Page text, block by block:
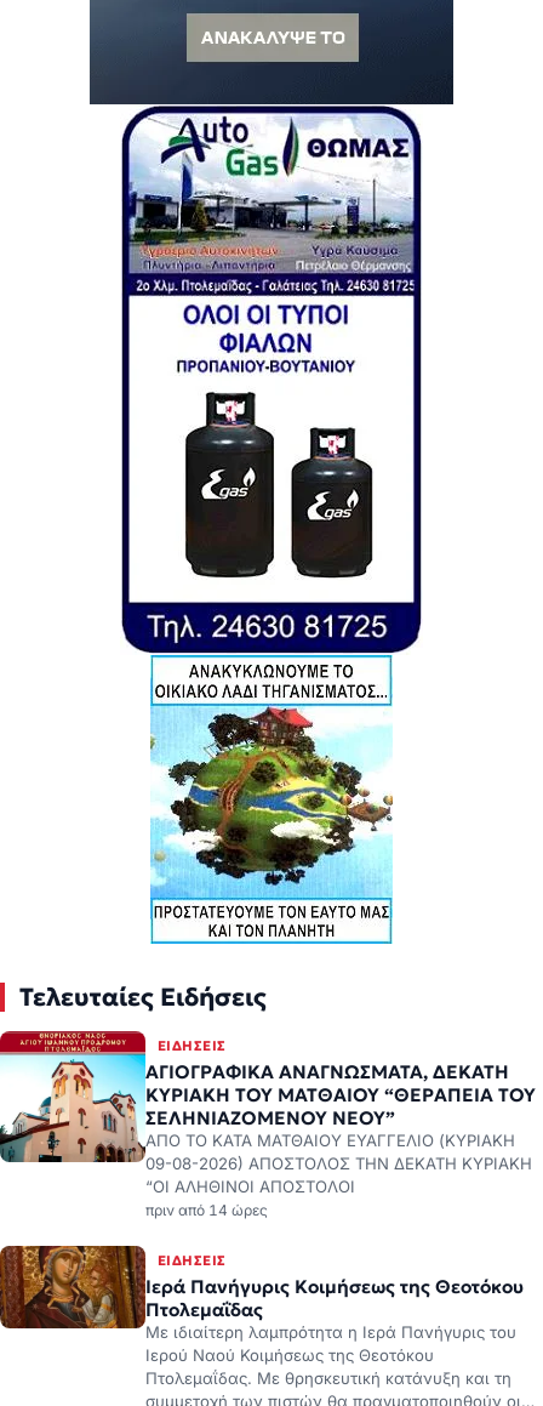
Τελευταίες Ειδήσεις
ΕΙΔΉΣΕΙΣ
ΑΓΙΟΓΡΑΦΙΚΑ ΑΝΑΓΝΩΣΜΑΤΑ, ΔΕΚΑΤΗ
ΚΥΡΙΑΚΗ ΤΟΥ ΜΑΤΘΑΙΟΥ “ΘΕΡΑΠΕΙΑ ΤΟΥ
ΣΕΛΗΝΙΑΖΟΜΕΝΟΥ ΝΕΟΥ”
ΑΠΟ ΤΟ ΚΑΤΑ ΜΑΤΘΑΙΟΥ ΕΥΑΓΓΕΛΙΟ (ΚΥΡΙΑΚΗ
09-08-2026) ΑΠΟΣΤΟΛΟΣ ΤΗΝ ΔΕΚΑΤΗ ΚΥΡΙΑΚΗ
“ΟΙ ΑΛΗΘΙΝΟΙ ΑΠΟΣΤΟΛΟΙ
πριν από 14 ώρες
ΕΙΔΉΣΕΙΣ
Ιερά Πανήγυρις Κοιμήσεως της Θεοτόκου
Πτολεμαΐδας
Με ιδιαίτερη λαμπρότητα η Ιερά Πανήγυρις του
Ιερού Ναού Κοιμήσεως της Θεοτόκου
Πτολεμαΐδας. Με θρησκευτική κατάνυξη και τη
συμμετοχή των πιστών θα πραγματοποιηθούν οι…